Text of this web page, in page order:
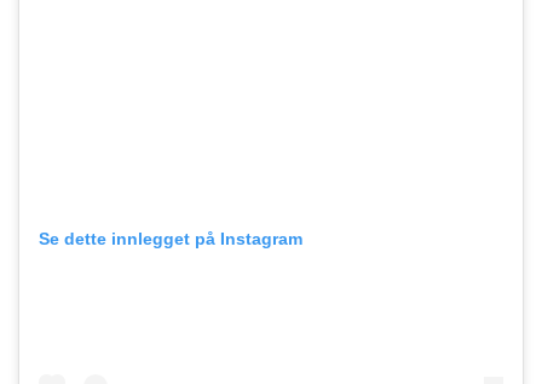
Se dette innlegget på Instagram